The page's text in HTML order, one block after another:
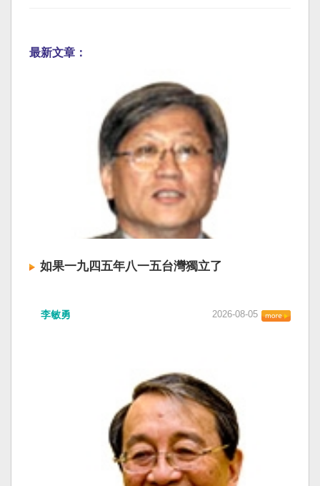
最新文章：
如果一九四五年八一五台灣獨立了
李敏勇 2026-08-05